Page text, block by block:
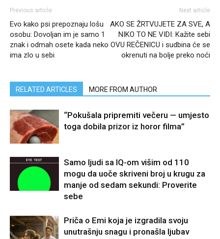
Previous article
Evo kako psi prepoznaju lošu
osobu: Dovoljan im je samo 1
znak i odmah osete kada neko
ima zlo u sebi
Next article
AKO SE ŽRTVUJETE ZA SVE, A
NIKO TO NE VIDI: Kažite sebi
OVU REČENICU i sudbina će se
okrenuti na bolje preko noći
RELATED ARTICLES MORE FROM AUTHOR
“Pokušala pripremiti večeru — umjesto
toga dobila prizor iz horor filma”
Samo ljudi sa IQ-om višim od 110
mogu da uoče skriveni broj u krugu za
manje od sedam sekundi: Proverite
sebe
Priča o Emi koja je izgradila svoju
unutrašnju snagu i pronašla ljubav